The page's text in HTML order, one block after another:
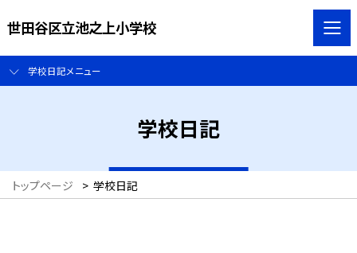
世田谷区立池之上小学校
学校日記メニュー
学校日記
トップページ > 学校日記